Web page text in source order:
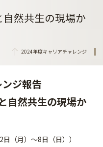
然共生の現場か
2024年度キャリアチャレンジ
ジ報告
自然共生の現場か
（月）～8日（日））